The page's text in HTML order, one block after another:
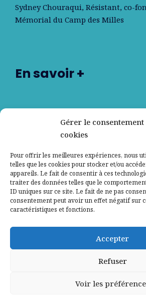
Gérer le
cookies
Pour offrir les meilleures expériences, nous
telles que les cookies pour stocker et/ou
appareils. Le fait de consentir à ces
traiter des données telles que le
ID uniques sur ce site. Le fait de ne pas
consentement peut avoir un effet négatif sur
caractéristiques et fonctions.
Accepter
Refuser
Voir les
Sydney Chouraqui, Résistant, co-
Mémorial du Camp des Milles
En savoir +
Contactez-nous
Mentions légales